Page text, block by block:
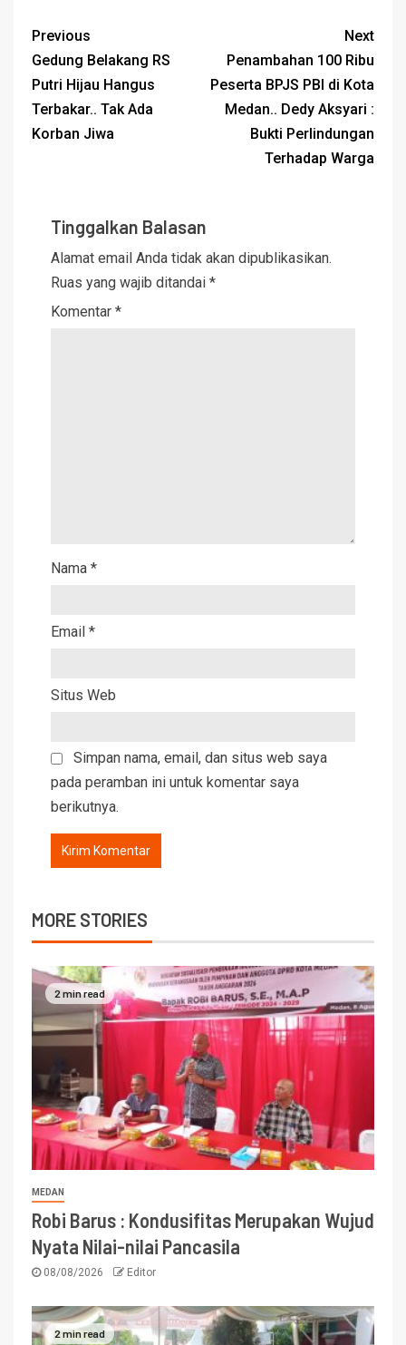
Previous
Gedung Belakang RS
Putri Hijau Hangus
Terbakar.. Tak Ada
Korban Jiwa
Next
Penambahan 100 Ribu
Peserta BPJS PBI di Kota
Medan.. Dedy Aksyari :
Bukti Perlindungan
Terhadap Warga
Tinggalkan Balasan
Alamat email Anda tidak akan dipublikasikan.
Ruas yang wajib ditandai *
Komentar *
Nama *
Email *
Situs Web
Simpan nama, email, dan situs web saya
pada peramban ini untuk komentar saya
berikutnya.
MORE STORIES
2 min read
MEDAN
Robi Barus : Kondusifitas Merupakan Wujud
Nyata Nilai-nilai Pancasila
08/08/2026 Editor
2 min read